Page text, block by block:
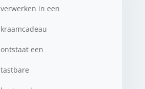
verwerken in een
kraamcadeau
ontstaat een
tastbare